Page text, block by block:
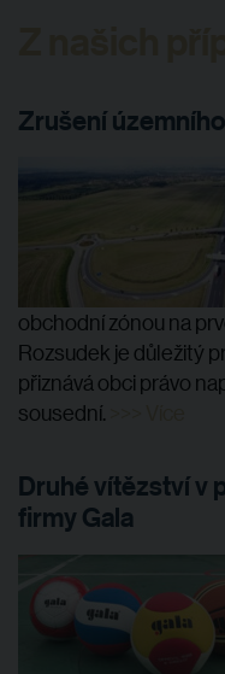
Zrušení
obchodní zónou na
Rozsudek je důležitý
přiznává obci právo
sousední.
Druhé vítězství v
firmy Gala